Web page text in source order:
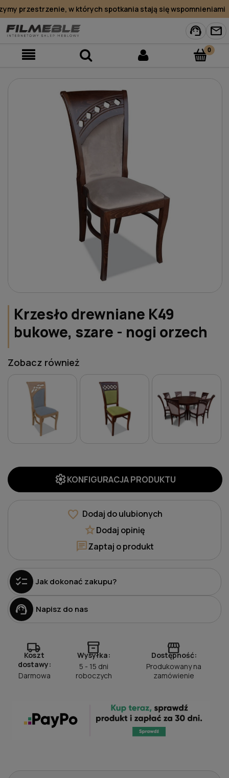
przestrzenie, w których spotkania stają się wspomnieniami
support_agent mail
Krzesło drewniane K49
bukowe, szare - nogi orzech
Zobacz również
settingsKONFIGURACJA PRODUKTU
favorite Dodaj do ulubionych
starDodaj opinię
chatZaptaj o produkt
checklist Jak dokonać zakupu?
support_agent Napisz do nas
local_shipping
Koszt
dostawy:
Darmowa
inventory_2
Wysyłka:
5 - 15 dni
roboczych
storefront
Dostępność:
Produkowany na
zamówienie